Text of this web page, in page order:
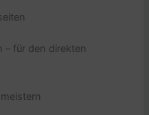
– für den direkten